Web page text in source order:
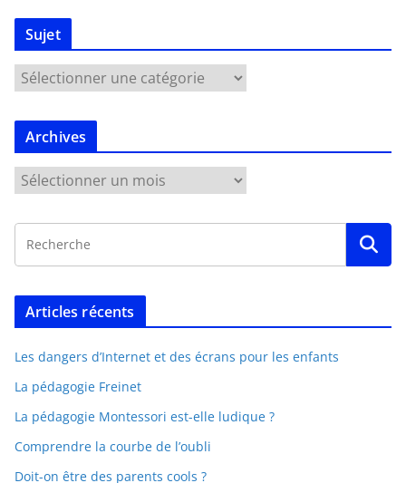
Sujet
Archives
Articles récents
Les dangers d’Internet et des écrans pour les enfants
La pédagogie Freinet
La pédagogie Montessori est-elle ludique ?
Comprendre la courbe de l’oubli
Doit-on être des parents cools ?